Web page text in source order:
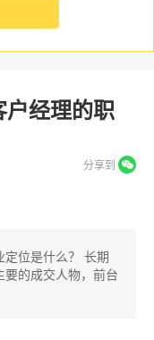
户经理的职
分享到
位是什么？ 长期
要的成交人物，前台